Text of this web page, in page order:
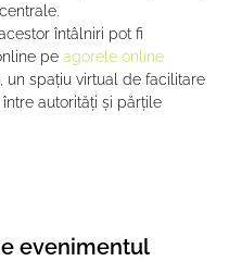
întâlniri pot fi
pe agorele online
un spațiu virtual de facilitare
autorități și părțile
evenimentul